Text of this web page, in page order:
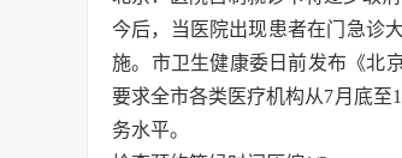
今后，当医院出现患者在门急诊
施。市卫生健康委日前发布《北
要求全市各类医疗机构从7月底至
务水平。